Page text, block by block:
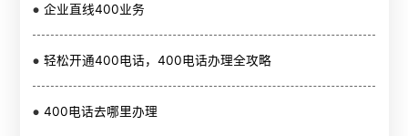
企业直线400业务
轻松开通400电话，400电话办理全攻略
400电话去哪里办理